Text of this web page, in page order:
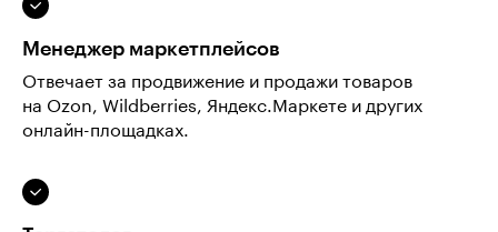
Менеджер маркетплейсов
Отвечает за продвижение и продажи товаров
на Ozon, Wildberries, Яндекс.Маркете и других
онлайн-площадках.